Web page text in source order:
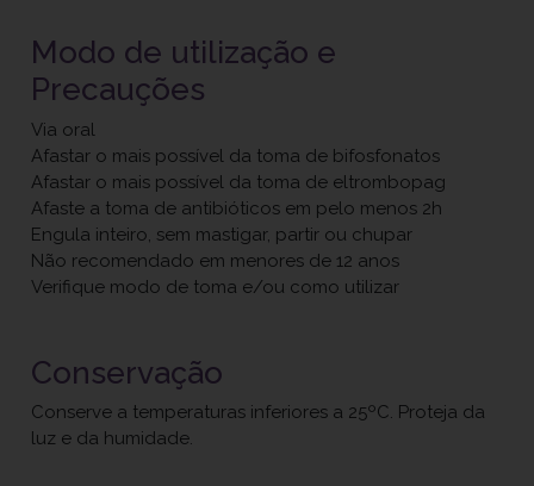
Modo de utilização e
Precauções
Via oral
Afastar o mais possível da toma de bifosfonatos
Afastar o mais possível da toma de eltrombopag
Afaste a toma de antibióticos em pelo menos 2h
Engula inteiro, sem mastigar, partir ou chupar
Não recomendado em menores de 12 anos
Verifique modo de toma e/ou como utilizar
Conservação
Conserve a temperaturas inferiores a 25ºC. Proteja da
luz e da humidade.